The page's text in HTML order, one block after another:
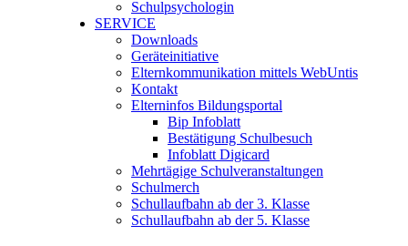
Schulpsychologin
SERVICE
Downloads
Geräteinitiative
Elternkommunikation mittels WebUntis
Kontakt
Elterninfos Bildungsportal
Bip Infoblatt
Bestätigung Schulbesuch
Infoblatt Digicard
Mehrtägige Schulveranstaltungen
Schulmerch
Schullaufbahn ab der 3. Klasse
Schullaufbahn ab der 5. Klasse